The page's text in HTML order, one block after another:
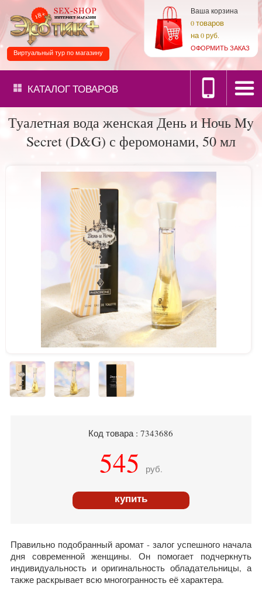
Ваша корзина
0товаров
на0 руб.
ОФОРМИТЬ ЗАКАЗ
Виртуальный тур по магазину
КАТАЛОГТОВАРОВ
Туалетная вода женская День и Ночь My
Secret (D&G) с феромонами, 50 мл
Код товара : 7343686
545 руб.
купить
Правильно подобранный аромат - залог успешного начала
дня современной женщины. Он помогает подчеркнуть
индивидуальность и оригинальность обладательницы, а
также раскрывает всю многогранность её характера.